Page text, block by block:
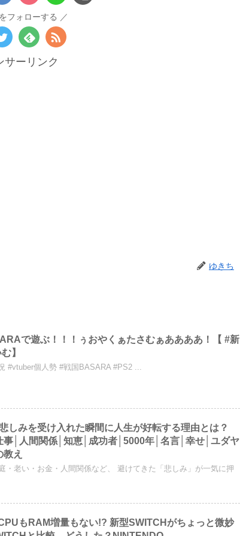
フォローする
サーリンク
ゆきち
で遊ぶ！！！ぅおやくぁたさむぁああああ！【 #新
】
#vtuber個人勢 #戦国BASARA #PS2 ...
しみを受け入れた瞬間に人生が好転する理由とは？
│人間関係│知恵│成功者│5000年│名言│幸せ│ユダヤ
え
・老い・お金・人間関係など、 避けてきた「悲しみ」が一気に押
もRAM増量もない!? 新型SWITCHがちょっと微妙